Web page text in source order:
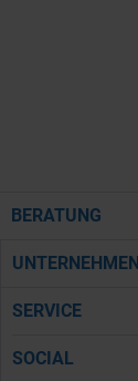
BERATUNG
UNTERNEHMEN
SERVICE
SOCIAL